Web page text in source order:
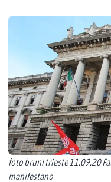
foto bruni trieste 11.09.20
manifestano